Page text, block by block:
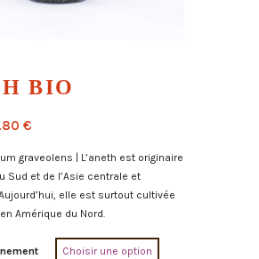
BIO
€
graveolens | L’aneth est originaire
Sud et de l’Asie centrale et
elle est surtout cultivée
Amérique du Nord.